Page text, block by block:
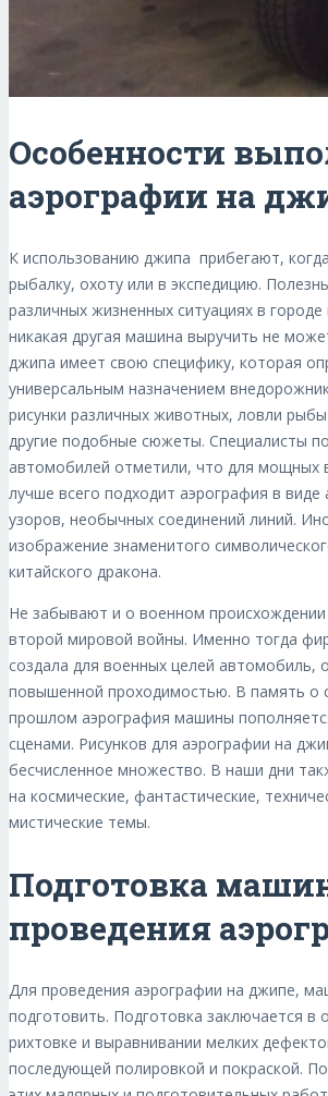
Особенности
аэрографии на
К использованию джипа прибегают,
рыбалку, охоту или в экспедицию.
различных жизненных ситуациях в городе
никакая другая машина выручить не
джипа имеет свою специфику, которая
универсальным назначением
рисунки различных животных, ловли рыбы
другие подобные сюжеты. Специалисты
автомобилей отметили, что для мощных
лучше всего подходит аэрография в виде
узоров, необычных соединений линий.
изображение знаменитого
китайского дракона.
Не забывают и о военном
второй мировой войны. Именно тогда
создала для военных целей автомобиль,
повышенной проходимостью. В память о
прошлом аэрография машины
сценами. Рисунков для аэрографии на
бесчисленное множество. В наши дни
на космические, фантастические,
мистические темы.
Подготовка
проведения
Для проведения аэрографии на джипе,
подготовить. Подготовка заключается в
рихтовке и выравнивании мелких
последующей полировкой и покраской.